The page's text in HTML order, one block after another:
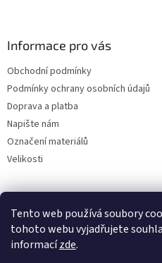
Tento web používá soubory
tohoto webu vyjadřujete
informacízde.
Informace pro vás
Obchodní podmínky
Podmínky ochrany osobních údajů
Doprava a platba
Napište nám
Označení materiálů
Velikosti